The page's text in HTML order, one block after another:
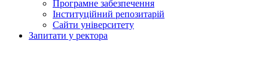
Програмне забезпечення
Інституційний репозитарій
Сайти університету
Запитати у ректора